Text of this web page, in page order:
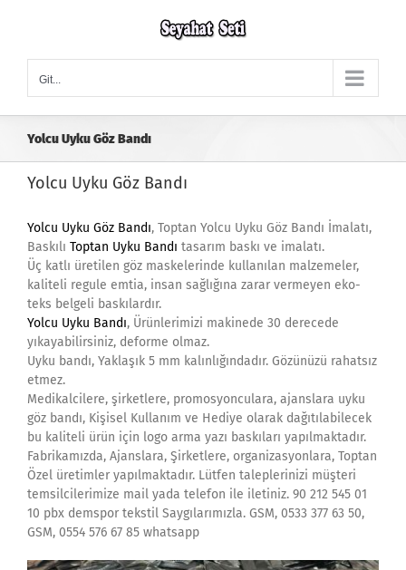
Git...
Yolcu Uyku Göz Bandı
Yolcu Uyku Göz Bandı
Yolcu Uyku Göz Bandı, Toptan Yolcu Uyku Göz Bandı İmalatı,
Baskılı Toptan Uyku Bandı tasarım baskı ve imalatı.
Üç katlı üretilen göz maskelerinde kullanılan malzemeler,
kaliteli regule emtia, insan sağlığına zarar vermeyen eko-
teks belgeli baskılardır.
Yolcu Uyku Bandı, Ürünlerimizi makinede 30 derecede
yıkayabilirsiniz, deforme olmaz.
Uyku bandı, Yaklaşık 5 mm kalınlığındadır. Gözünüzü rahatsız
etmez.
Medikalcilere, şirketlere, promosyonculara, ajanslara uyku
göz bandı, Kişisel Kullanım ve Hediye olarak dağıtılabilecek
bu kaliteli ürün için logo arma yazı baskıları yapılmaktadır.
Fabrikamızda, Ajanslara, Şirketlere, organizasyonlara, Toptan
Özel üretimler yapılmaktadır. Lütfen taleplerinizi müşteri
temsilcilerimize mail yada telefon ile iletiniz. 90 212 545 01
10 pbx demspor tekstil Saygılarımızla. GSM, 0533 377 63 50,
GSM, 0554 576 67 85 whatsapp